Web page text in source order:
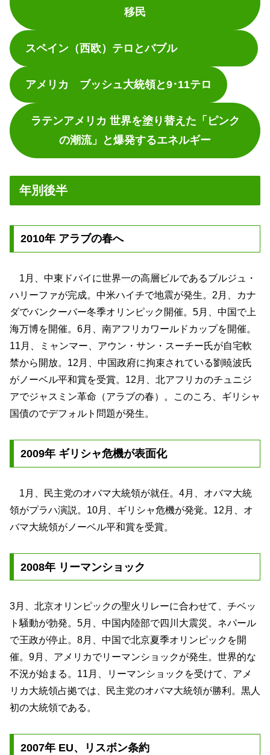
移民
スペイン（西欧）テロとバブル
アメリカ ブッシュ大統領と9･11テロ
ラテンアメリカ 世界を塗り替えた「ピンク
の潮流」と爆発するエネルギー
年別後半
2010年 アラブの春へ
1月、中東ドバイに世界一の高層ビルであるブルジュ・
ハリーファが完成。中米ハイチで地震が発生。2月、カナ
ダでバンクーバー冬季オリンピック開催。5月、中国で上
海万博を開催。6月、南アフリカワールドカップを開催。
11月、ミャンマー、アウン・サン・スーチー氏が自宅軟
禁から開放。12月、中国政府に拘束されている劉暁波氏
がノーベル平和賞を受賞。12月、北アフリカのチュニジ
アでジャスミン革命（アラブの春）。このころ、ギリシャ
国債のでデフォルト問題が発生。
2009年 ギリシャ危機が表面化
1月、民主党のオバマ大統領が就任。4月、オバマ大統
領がプラハ演説。10月、ギリシャ危機が発覚。12月、オ
バマ大統領がノーベル平和賞を受賞。
2008年 リーマンショック
3月、北京オリンピックの聖火リレーに合わせて、チベッ
ト騒動が勃発。5月、中国内陸部で四川大震災。ネパール
で王政が停止。8月、中国で北京夏季オリンピックを開
催。9月、アメリカでリーマンショックが発生。世界的な
不況が始まる。11月、リーマンショックを受けて、アメ
リカ大統領占拠では、民主党のオバマ大統領が勝利。黒人
初の大統領である。
2007年 EU、リスボン条約